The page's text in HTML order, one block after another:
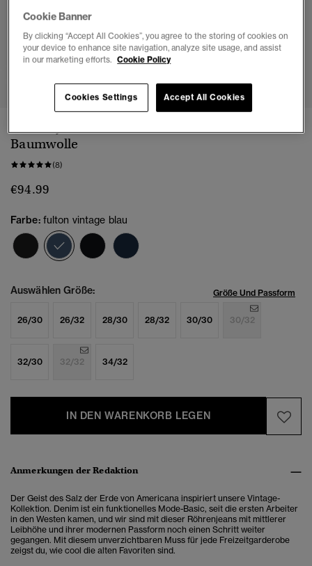
2 3
Baumwolle
(8)
€94.99
Farbe: fulton vintage blau
Ausgewählt
Auswählen Größe: Größe Und Passform
26/30 26/32 28/30 28/32 30/30 30/32
32/30 32/32 34/32
IN DEN WARENKORB LEGEN
Anmerkungen der Redaktion
Der Geist des Salz der Erde von Americana inspiriert unsere Vintage-
Kollektion. Denim ist ein funktionelles Mode-Basic, seit die ersten Arbeiter
in den Westen kamen, und wir sind mit dieser Röhrenjeans mit mittlerer
Leibhöhe und ihrer modernen Passform noch einen Schritt weiter
gegangen. Mit diesem unverzichtbaren Muss für jede Freizeitgarderobe
zeigst du, wie cool die alten Favoriten sind.
Cookie Banner
By clicking “Accept All Cookies”, you agree to the storing of cookies on
your device to enhance site navigation, analyze site usage, and assist
in our marketing efforts. Cookie Policy
Accept All Cookies
Cookies Settings